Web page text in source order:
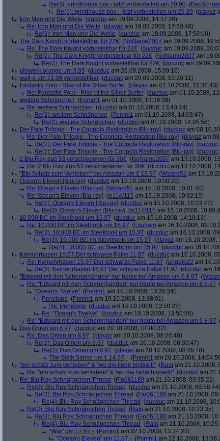
Re(4): grindhouse box - jetzt vorbestellen um 29,90 (
Re(5): grindhouse box - jetzt vorbestellen um 29,90 (playaz
Iron Man und Die Welle (ducduc am 19.09.2008, 14:37:28)
Re: Iron Man und Die Welle (playaz am 19.09.2008, 17:50:48)
Re(2): Iron Man und Die Welle (ducduc am 19.09.2008, 17:56:00)
The Dark Knight vorbestellbar für 22€ (NoName2007 am 19.09.2008,
Re: The Dark Knight vorbestellbar für 22€ (ducduc am 19.09.2008,
Re(2): The Dark Knight vorbestellbar für 22€ (NoName2007 am
Re(3): The Dark Knight vorbestellbar für 22€ (ducduc am
uhrwerk orange um 9,95 (ducduc am 20.09.2008, 15:09:10)
wall-e um 21,99 vorbestellbar (ducduc am 20.09.2008, 15:20:11)
Fantastic Four - Rise of the Silver Surfer (playaz am 01.10.2008, 12:32:43)
Re: Fantastic Four - Rise of the Silver Surfer (ducduc am 01.10.2008,
weitere Schnäpchen (Pomm1 am 01.10.2008, 13:39:39)
Re: weitere Schnäpchen (ducduc am 01.10.2008, 13:43:44)
Re(2): weitere Schnäpchen (Pomm1 am 01.10.2008, 14:03:47)
Re(3): weitere Schnäpchen (ducduc am 01.10.2008, 14:05:56)
Der Pate Trilogie - The Coppola Restoration [Blu-ray] (ducduc am
Re: Der Pate Trilogie - The Coppola Restoration [Blu-ray] (playaz am
Re(2): Der Pate Trilogie - The Coppola Restoration [Blu-ray] (ducduc
Re(2): Der Pate Trilogie - The Coppola Restoration [Blu-ray] (ducduc
2 Blu Ray aus 53 verschiedenen für 30€ (NoName2007 am 13.10.2008,
Re: 2 Blu Ray aus 53 verschiedenen für 30€ (ducduc am 13.10.2008,
"Ein Schatz zum Verlieben" bei Amazon um € 13,97 (Wizard51 am
Ocean's Eleven [Blu-ray] (ducduc am 15.10.2008, 10:00:20)
Re: Ocean's Eleven [Blu-ray] (Wizard51 am 15.10.2008, 10:01:40)
Re: Ocean's Eleven [Blu-ray] (w114/115 am 15.10.2008, 10:02:15)
Re(2): Ocean's Eleven [Blu-ray] (ducduc am 15.10.2008, 10:03:47)
Re(3): Ocean's Eleven [Blu-ray] (w114/115 am 15.10.2008,
10.000 BC im Steelbook um 15,97 (ducduc am 15.10.2008, 14:19:13)
Re: 10.000 BC im Steelbook um 15,97 (Esubam am 16.10.2008,
Re(2): 10.000 BC im Steelbook um 15,97 (ducduc am 16.10.2008,
Re(3): 10.000 BC im Steelbook um 15,97 (playaz am 16.10.2008,
Re(4): 10.000 BC im Steelbook um 15,97 (ducduc am
Keinohrhasen 15,97 Der schwarze Falke 11,97 (ducduc am 16.10.2008,
Re: Keinohrhasen 15,97 Der schwarze Falke 11,97 (angelo22 am
Re(2): Keinohrhasen 15,97 Der schwarze Falke 11,97 (ducduc am
"Edward mit den Scherenhänden" nur heute bei Amazon um € 8,97 (
Re: "Edward mit den Scherenhänden" nur heute bei Amazon um € 8,97
"Ocean's Twelve" (Pomm1 am 19.10.2008, 13:35:34)
Penelope (Pomm1 am 19.10.2008, 13:38:01)
Re: Penelope (ducduc am 19.10.2008, 13:50:25)
Re: "Ocean's Twelve" (ducduc am 19.10.2008, 13:50:56)
Re: "Edward mit den Scherenhänden" nur heute bei Amazon um € 8,97
Das Omen um 8,97 (ducduc am 20.10.2008, 07:00:32)
Re: Das Omen um 8,97 (playaz am 20.10.2008, 08:26:48)
Re(2): Das Omen um 8,97 (ducduc am 20.10.2008, 08:30:47)
Re(3): Das Omen um 8,97 (playaz am 20.10.2008, 08:45:10)
The Sixth Sense um € 14,97,- (Pomm1 am 20.10.2008,
"ein schatz zum verlieben" & "wo die liebe hinfaellt" (Rain am 21.10.2008,
Re: "ein schatz zum verlieben" & "wo die liebe hinfaellt" (ducduc am
Re: Blu Ray Schnäppchen Thread (Flo061180 am 21.10.2008, 09:35:22)
Re(2): Blu Ray Schnäppchen Thread (ducduc am 21.10.2008, 09:58:44)
Re(3): Blu Ray Schnäppchen Thread (Flo061180 am 21.10.2008,
Re(4): Blu Ray Schnäppchen Thread (ducduc am 21.10.2008,
Re(2): Blu Ray Schnäppchen Thread (Rain am 21.10.2008, 10:23:35)
Re(3): Blu Ray Schnäppchen Thread (Flo061180 am 21.10.2008,
Re(4): Blu Ray Schnäppchen Thread (Rain am 21.10.2008,
"War" um 17,97,- (Pomm1 am 22.10.2008, 13:34:22)
"Ocean's Eleven" um 11,97,- (Pomm1 am 22.10.2008,